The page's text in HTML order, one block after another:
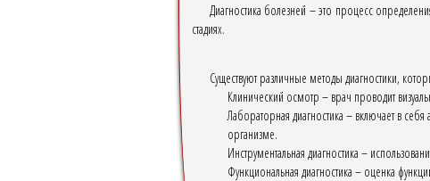
Диагностика болезней – это процесс
стадиях.
Существуют различные методы диагностики,
Клинический осмотр – врач проводит
Лабораторная диагностика – включает в
организме.
Инструментальная диагностика –
Функциональная диагностика – оценка